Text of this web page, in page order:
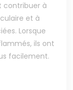
contribuer à
et à
Lorsque
ils ont
facilement.